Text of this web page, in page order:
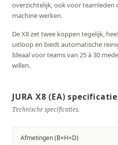
overzichtelijk, ook voor teamleden
machine werken.
De X8 zet twee koppen tegelijk,
uitloop en biedt automatische
Ideaal voor teams van 25 à 30
willen.
JURA X8 (EA)
Technische specificaties.
Afmetingen (B×H×D)